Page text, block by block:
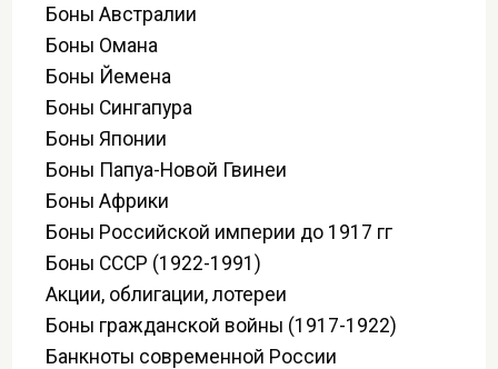
Боны Австралии
Боны Омана
Боны Йемена
Боны Сингапура
Боны Японии
Боны Папуа-Новой Гвинеи
Боны Африки
Боны Российской империи до 1917 гг
Боны СССР (1922-1991)
Акции, облигации, лотереи
Боны гражданской войны (1917-1922)
Банкноты современной России